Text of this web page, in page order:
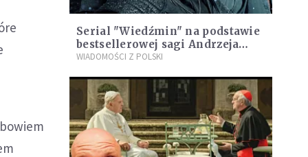
Serial "Wiedźmin" na podstawie
bestsellerowej sagi Andrzeja
Sapkowskiego – od piątku na
WIADOMOŚCI Z POLSKI